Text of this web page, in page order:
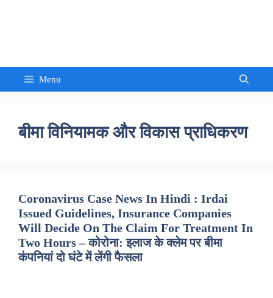
Menu
बीमा विनियामक और विकास प्राधिकरण
Coronavirus Case News In Hindi : Irdai
Issued Guidelines, Insurance Companies
Will Decide On The Claim For Treatment In
Two Hours – कोरोना: इलाज के क्लेम पर बीमा
कंपनियां दो घंटे में लेंगी फैसला